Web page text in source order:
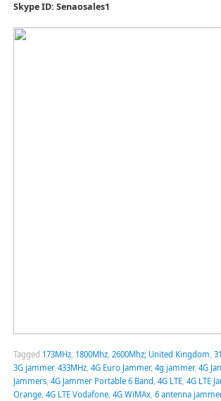
Skype ID: Senaosales1
Tagged 173MHz, 1800Mhz, 2600Mhz; United Kingdom
3G jammer, 433MHz, 4G Euro Jammer, 4g jammer, 4G
Jammers, 4G Jammer Portable 6 Band 4G LTE, 4G LTE
Orange, 4G LTE Vodafone, 4G WiMAx, 6 antenna jammer